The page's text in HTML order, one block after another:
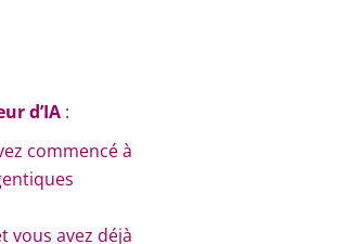
d’IA :
commencé à
vous avez déjà